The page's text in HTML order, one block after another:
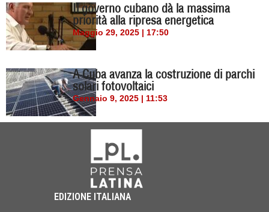
Il governo cubano dà la massima
priorità alla ripresa energetica
Maggio 29, 2025 | 17:50
A Cuba avanza la costruzione di parchi
solari fotovoltaici
Gennaio 9, 2025 | 11:53
EDIZIONE ITALIANA